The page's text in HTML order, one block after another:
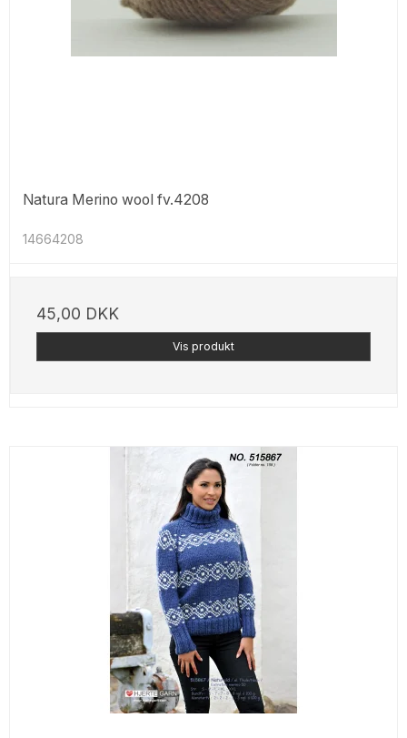
Natura Merino wool fv.4208
14664208
45,00 DKK
Vis produkt